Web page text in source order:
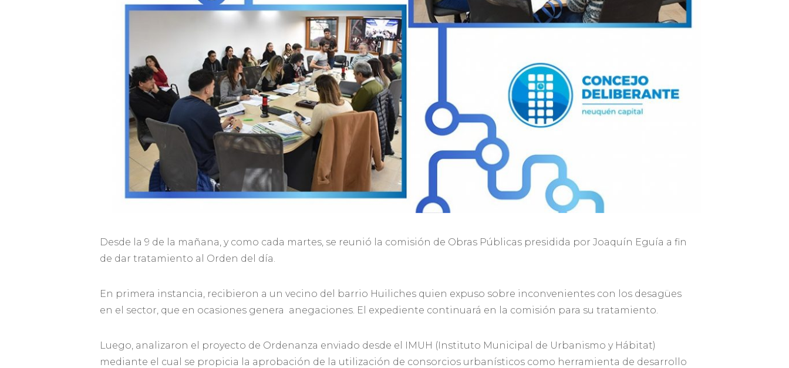
Desde la 9 de la mañana, y como cada martes, se reunió la comisión de Obras Públicas presidida por Joaquín Eguía a fin
de dar tratamiento al Orden del día.
En primera instancia, recibieron a un vecino del barrio Huiliches quien expuso sobre inconvenientes con los desagües
en el sector, que en ocasiones genera anegaciones. El expediente continuará en la comisión para su tratamiento.
Luego, analizaron el proyecto de Ordenanza enviado desde el IMUH (Instituto Municipal de Urbanismo y Hábitat)
mediante el cual se propicia la aprobación de la utilización de consorcios urbanísticos como herramienta de desarrollo